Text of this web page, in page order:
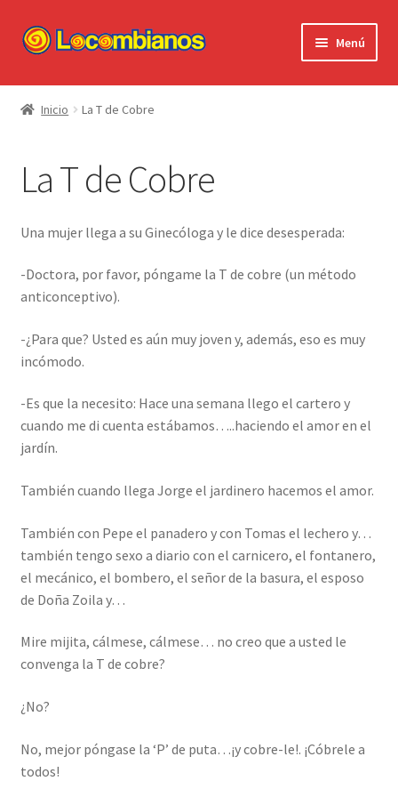
Ir
a
navegación
Ir
al
Menú
Locombianos
El Chuzo
Camisetas
Stickers
Inicio La T de Cobre
La T de Cobre
Una mujer llega a su Ginecóloga y le dice desesperada:
-Doctora, por favor, póngame la T de cobre (un método
anticonceptivo).
-¿Para que? Usted es aún muy joven y, además, eso es muy
incómodo.
-Es que la necesito: Hace una semana llego el cartero y
cuando me di cuenta estábamos…..haciendo el amor en el
jardín.
También cuando llega Jorge el jardinero hacemos el amor.
También con Pepe el panadero y con Tomas el lechero y…
también tengo sexo a diario con el carnicero, el fontanero,
el mecánico, el bombero, el señor de la basura, el esposo
de Doña Zoila y…
Mire mijita, cálmese, cálmese… no creo que a usted le
convenga la T de cobre?
¿No?
No, mejor póngase la ‘P’ de puta…¡y cobre-le!. ¡Cóbrele a
todos!